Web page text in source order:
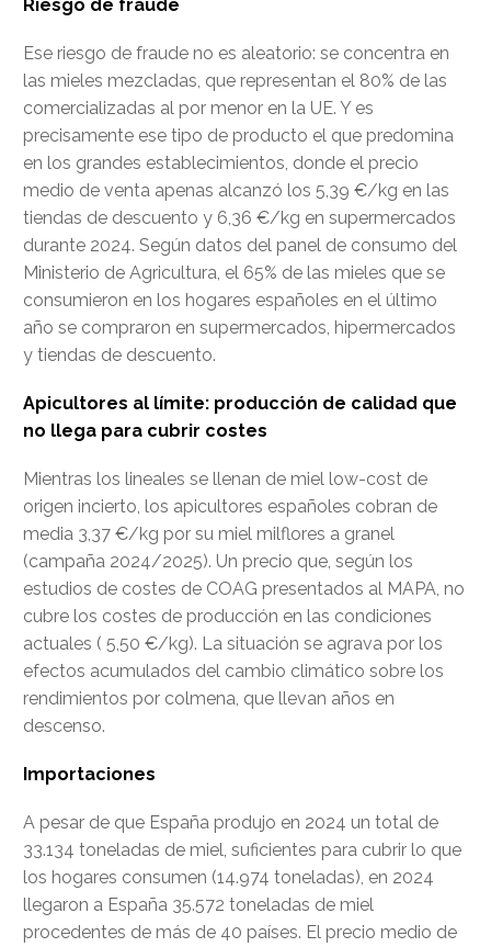
Riesgo de fraude
Ese riesgo de fraude no es aleatorio: se concentra en
las mieles mezcladas, que representan el 80% de las
comercializadas al por menor en la UE. Y es
precisamente ese tipo de producto el que predomina
en los grandes establecimientos, donde el precio
medio de venta apenas alcanzó los 5,39 €/kg en las
tiendas de descuento y 6,36 €/kg en supermercados
durante 2024. Según datos del panel de consumo del
Ministerio de Agricultura, el 65% de las mieles que se
consumieron en los hogares españoles en el último
año se compraron en supermercados, hipermercados
y tiendas de descuento.
Apicultores al límite: producción de calidad que
no llega para cubrir costes
Mientras los lineales se llenan de miel low-cost de
origen incierto, los apicultores españoles cobran de
media 3,37 €/kg por su miel milflores a granel
(campaña 2024/2025). Un precio que, según los
estudios de costes de COAG presentados al MAPA, no
cubre los costes de producción en las condiciones
actuales ( 5,50 €/kg). La situación se agrava por los
efectos acumulados del cambio climático sobre los
rendimientos por colmena, que llevan años en
descenso.
Importaciones
A pesar de que España produjo en 2024 un total de
33.134 toneladas de miel, suficientes para cubrir lo que
los hogares consumen (14.974 toneladas), en 2024
llegaron a España 35.572 toneladas de miel
procedentes de más de 40 países. El precio medio de